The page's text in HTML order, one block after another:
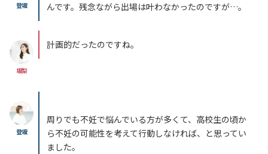
登坂
んです。残念ながら出場は叶わなかったのですが…。
坂梨
計画的だったのですね。
登坂
周りでも不妊で悩んでいる方が多くて、高校生の頃か
ら不妊の可能性を考えて行動しなければ、と思ってい
ました。